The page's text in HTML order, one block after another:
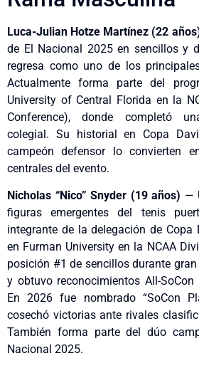
Luca-Julian Hotze Martínez (22
de El Nacional 2025 en sencillos y
regresa como uno de los
Actualmente forma parte del
University of Central Florida en la
Conference), donde completó
colegial. Su historial en Copa
campeón defensor lo convierten
centrales del evento.
Nicholas “Nico” Snyder (19 años) —
figuras emergentes del tenis
integrante de la delegación de Copa
en Furman University en la NCAA
posición #1 de sencillos durante
y obtuvo reconocimientos All-
En 2026 fue nombrado “SoCon
cosechó victorias ante rivales
También forma parte del dúo
Nacional 2025.